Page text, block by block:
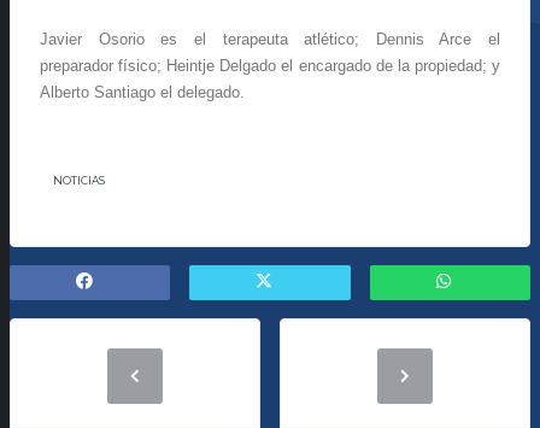
Javier Osorio es el terapeuta atlético; Dennis Arce el
preparador físico; Heintje Delgado el encargado de la propiedad; y
Alberto Santiago el delegado.
NOTICIAS